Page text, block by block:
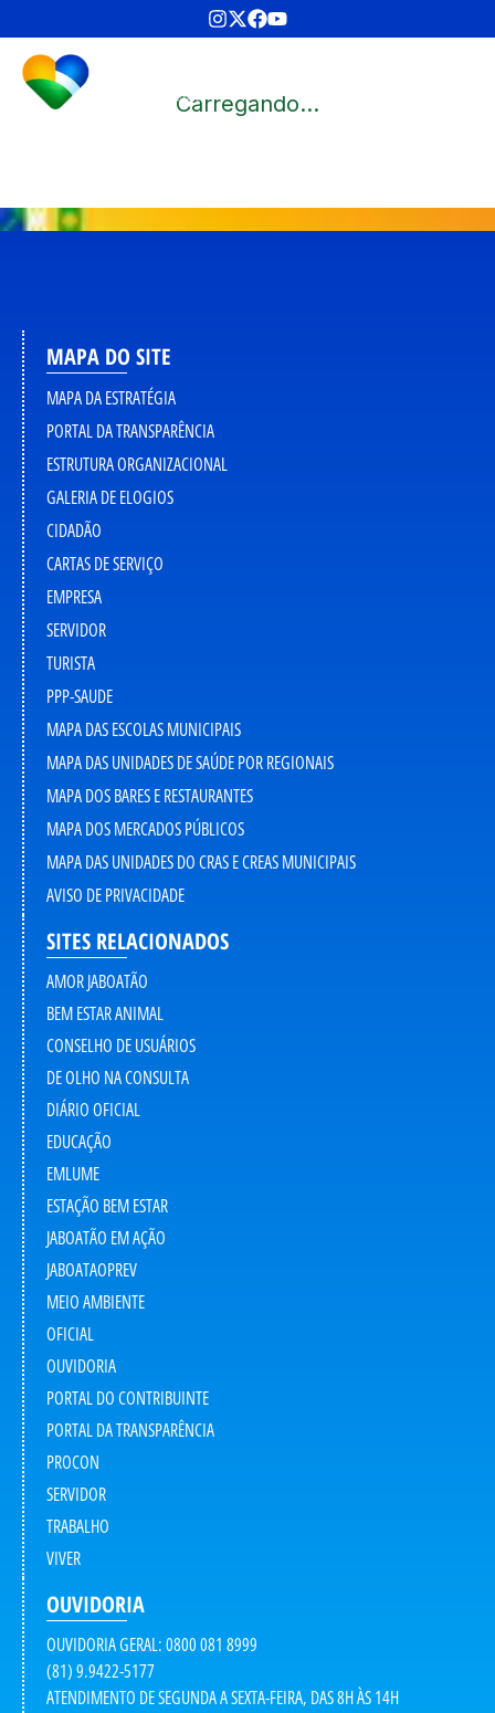
Carregando...
MAPA DO SITE
MAPA DA ESTRATÉGIA
PORTAL DA TRANSPARÊNCIA
ESTRUTURA ORGANIZACIONAL
GALERIA DE ELOGIOS
CIDADÃO
CARTAS DE SERVIÇO
EMPRESA
SERVIDOR
TURISTA
PPP-SAUDE
MAPA DAS ESCOLAS MUNICIPAIS
MAPA DAS UNIDADES DE SAÚDE POR REGIONAIS
MAPA DOS BARES E RESTAURANTES
MAPA DOS MERCADOS PÚBLICOS
MAPA DAS UNIDADES DO CRAS E CREAS MUNICIPAIS
AVISO DE PRIVACIDADE
SITES RELACIONADOS
AMOR JABOATÃO
BEM ESTAR ANIMAL
CONSELHO DE USUÁRIOS
DE OLHO NA CONSULTA
DIÁRIO OFICIAL
EDUCAÇÃO
EMLUME
ESTAÇÃO BEM ESTAR
JABOATÃO EM AÇÃO
JABOATAOPREV
MEIO AMBIENTE
OFICIAL
OUVIDORIA
PORTAL DO CONTRIBUINTE
PORTAL DA TRANSPARÊNCIA
PROCON
SERVIDOR
TRABALHO
VIVER
OUVIDORIA
OUVIDORIA GERAL: 0800 081 8999
(81) 9.9422-5177
ATENDIMENTO DE SEGUNDA A SEXTA-FEIRA, DAS 8H ÀS 14H